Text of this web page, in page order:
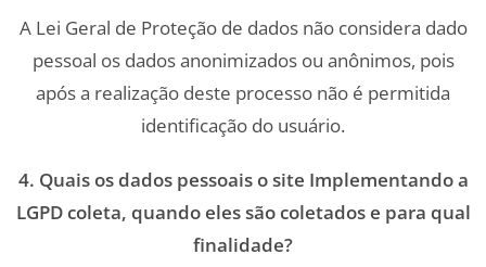
A Lei Geral de Proteção de dados não considera dado
pessoal os dados anonimizados ou anônimos, pois
após a realização deste processo não é permitida
identificação do usuário.
4. Quais os dados pessoais o site Implementando a
LGPD coleta, quando eles são coletados e para qual
finalidade?